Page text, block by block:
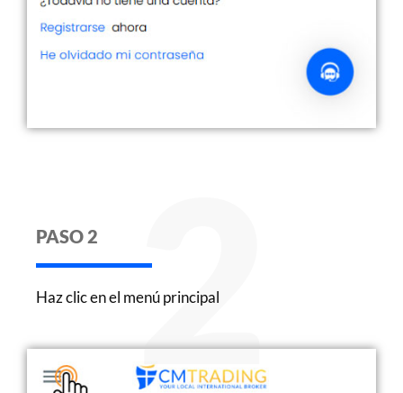
PASO 2 2
Hazclicenel menúprincipal